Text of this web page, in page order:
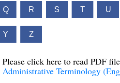
Q R S T U
Y Z
Please click here to read PDF file
Administrative Terminology